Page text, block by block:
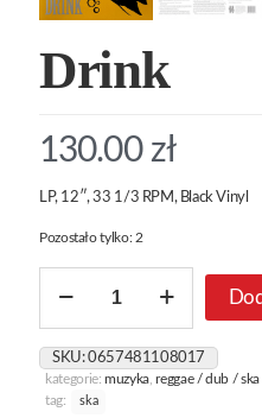
Drink
130.00 zł
LP, 12″, 33 1/3 RPM, Black Vinyl
Pozostało tylko: 2
Drink
SKU:0657481108017
kategorie:muzyka ,reggae / dub / ska
tag:
ska